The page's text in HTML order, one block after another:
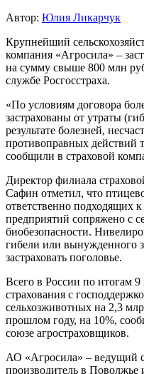
Автор: Юлия Ликарчук
Крупнейший
компания «Агросила» –
на сумму свыше 800 млн
службе Росгосстраха.
«По условиям договора
застрахованы от утраты
результате болезней,
противоправных действий
сообщили в страховой
Директор филиала
Сафин отметил, что
ответственно подходящих
предприятий сопряжено с
биобезопасности.
гибели или вынужденного
застраховать поголовье.
Всего в России по итогам 9
страхования с
сельхозживотных на 2,3
прошлом году, на 10%,
союзе агростраховщиков.
АО «Агросила» – ведущий
производитель в